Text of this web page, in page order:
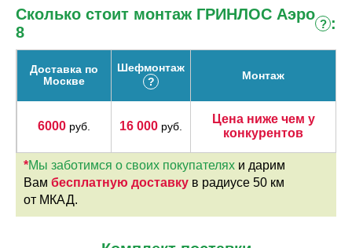
Сколько стоит монтаж ГРИНЛОС Аэро
8
? :
Доставка по
Москве
Шефмонтаж
?
Монтаж
6000 руб. 16 000 руб.
Цена ниже чем у
конкурентов
*Мы заботимся о своих покупателях и дарим
Вам бесплатную доставку в радиусе 50 км
от МКАД.